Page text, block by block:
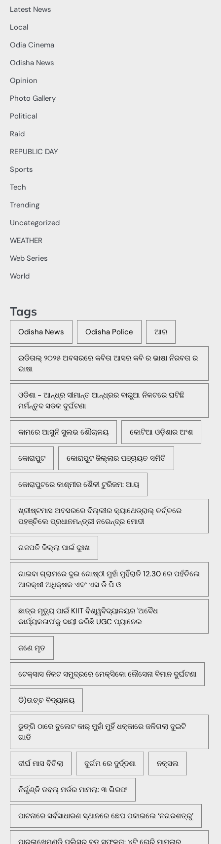
Latest News
Local
Odia Cinema
Odisha News
Opinion
Photo Gallery
Political
Raid
REPUBLIC DAY
Sports
Tech
Trending
Uncategorized
WEATHER
Web Series
World
Tags
Odisha News Odisha Police ଆର
ଇଡିତାଲ୍ ୨୦୨୫ ଅବସରରେ କବିତା ଆସର କବି ର ଭାଷା ନିରବତା ର
ଭାଷା
ଓଡିଶା - ଆନ୍ଧ୍ର ସୀମାନ୍ତ ଆନ୍ଧ୍ରର ବାରୁଆ ନିକଟରେ ଘଟିଛି
ମର୍ମନ୍ତୁଦ ସଡକ ଦୁର୍ଘଟଣା
କାମରେ ଆସୁନି ସୁଲଭ ଶୌଚାଳୟ କୋଟିଆ ଓଡ଼ିଶାର ଅଂଶ
କୋରାପୁଟ କୋରାପୁଟ ଜିଲ୍ଲାର ପଞ୍ଚାୟତ ସମିତି
କୋରାପୁଟରେ କାଶ୍ମୀର ଶୈଳୀ ଟୁରିଜମ: ଆୟ
ଖ୍ରୀଷ୍ଟମାସ ଅବସରରେ ଦିଲ୍ଲୀର କ୍ୟାଥେଡ୍ରାଲ୍ ଚର୍ଚ୍ଚରେ
ପହଞ୍ଚିଲେ ପ୍ରଧାନମନ୍ତ୍ରୀ ନରେନ୍ଦ୍ର ମୋଦୀ
ଗଜପତି ଜିଲ୍ଲା ପାଇଁ ଦୁଃଖ
ଗାଇବା ଗ୍ରାମରେ ଦୁଇ ଗୋଷ୍ଠୀ ମୁହାଁ ମୁହିଁରାତି 12.30 ରେ ପହଁଚିଲେ
ଆରକ୍ଷୀ ଅଧିକ୍ଷକ ଏବଂ ଏସ ଡି ପି ଓ
ଛାତ୍ର ମୃତ୍ୟୁ ପାଇଁ KIIT ବିଶ୍ୱବିଦ୍ୟାଳୟର 'ଅବୈଧ
କାର୍ଯ୍ୟକଳାପ'କୁ ଦାୟୀ କରିଛି UGC ପ୍ୟାନେଲ
ଜଣେ ମୃତ
ଟେକ୍ସାସ ନିକଟ ସମୁଦ୍ରରେ ମେକ୍ସିକୋ ନୌସେନା ବିମାନ ଦୁର୍ଘଟଣା
ଡି)ଉଚ୍ଚ ବିଦ୍ୟାଳୟ
ଡୁଙ୍ଗି ଠାରେ ବୁଲେଟ କାର୍ ମୁହାଁ ମୁହିଁ ଧକ୍କାରେ ଜଳିଗଲା ଦୁଇଟି
ଗାଡି
ଦୀର୍ଘ ମାସ ବିତିଲା ଦୁର୍ଗମ ରେ ଦୁର୍ଦ୍ଦଶା ନକ୍ସଲ
ନିର୍ଗୁଣ୍ଡି ଡବଲ୍ ମର୍ଡର ମାମଲା: ୩ ଗିରଫ
ପାଟନାରେ ସର୍ବସାଧାରଣ ସ୍ଥାନରେ ଛେପ ପକାଇଲେ ‘ନଗରଶତ୍ରୁ’
ପାରଳାଖେମୁଣ୍ଡି ପୁଲିସର ବଡ଼ ସଫଳତା: ୪ଟି ଚୋରି ମାମଲାର